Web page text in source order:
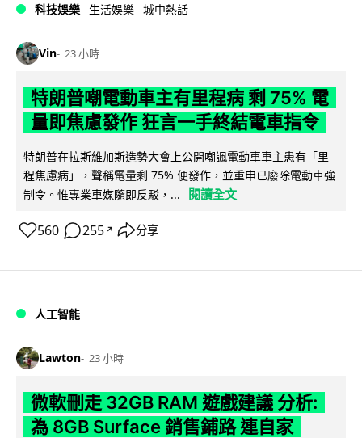
科技娛樂 生活娛樂 城中熱話
Vin 23 小時
特朗普嘲電動車主有里程病 剩 75% 電
量即焦慮發作 狂言一手終結電車指令
特朗普在拉斯維加斯造勢大會上公開嘲諷電動車車主患有「里
程焦慮病」，聲稱電量剩 75% 便發作，並重申已廢除電動車強
制令。惟專業車媒隨即反駁，...
閱讀全文
560 255 ↗ 分享
人工智能
Lawton 23 小時
微軟刪走 32GB RAM 遊戲建議 分析:
為 8GB Surface 銷售鋪路 連自家